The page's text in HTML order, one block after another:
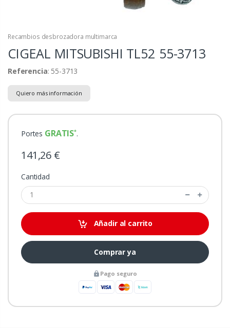
Recambios desbrozadora multimarca
CIGEAL MITSUBISHI TL52 55-3713
Referencia: 55-3713
Quiero más información
Portes GRATIS .
141,26 €
Cantidad
Añadir al carrito
Comprar ya
Pago seguro